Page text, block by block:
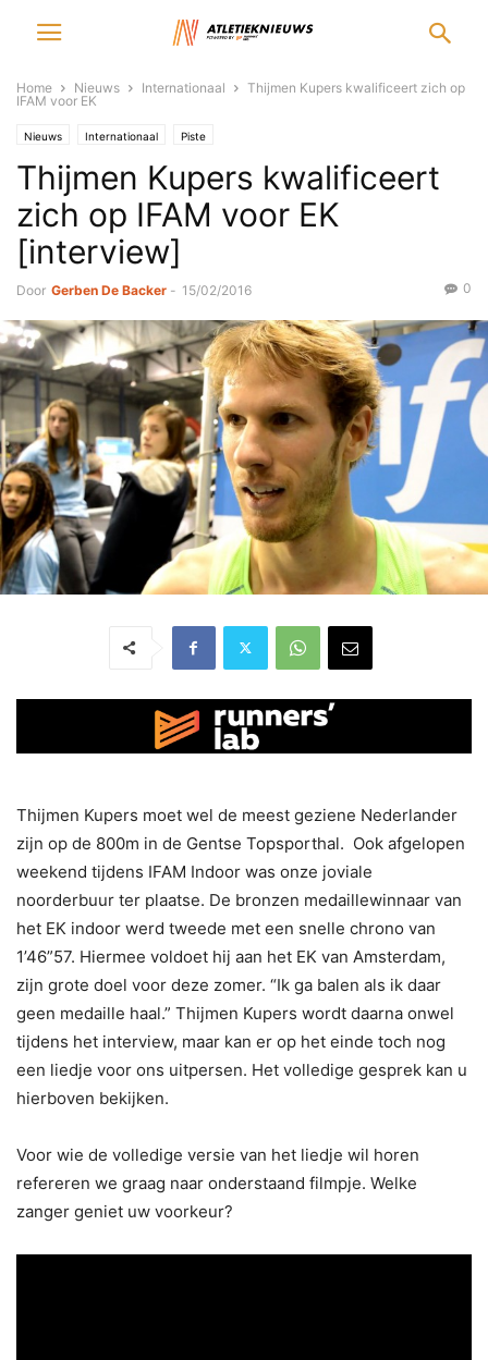
Home Nieuws Internationaal
Thijmen Kupers kwalificeert zich op
IFAM voor EK
Nieuws Internationaal Piste
Thijmen Kupers kwalificeert
zich op IFAM voor EK
[interview]
Door Gerben De Backer - 15/02/2016 0
Thijmen Kupers moet wel de meest geziene Nederlander
zijn op de 800m in de Gentse Topsporthal. Ook afgelopen
weekend tijdens IFAM Indoor was onze joviale
noorderbuur ter plaatse. De bronzen medaillewinnaar van
het EK indoor werd tweede met een snelle chrono van
1’46”57. Hiermee voldoet hij aan het EK van Amsterdam,
zijn grote doel voor deze zomer. “Ik ga balen als ik daar
geen medaille haal.” Thijmen Kupers wordt daarna onwel
tijdens het interview, maar kan er op het einde toch nog
een liedje voor ons uitpersen. Het volledige gesprek kan u
hierboven bekijken.
Voor wie de volledige versie van het liedje wil horen
refereren we graag naar onderstaand filmpje. Welke
zanger geniet uw voorkeur?